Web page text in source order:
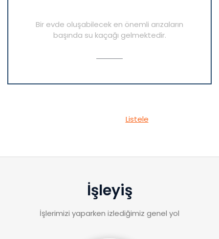
Bir evde oluşabilecek en önemli arızaların
başında su kaçağı gelmektedir.
Listele
İşleyiş
İşlerimizi yaparken izlediğimiz genel yol